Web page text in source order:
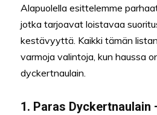
Alapuolella esittelemme
jotka tarjoavat loistavaa
kestävyyttä. Kaikki tämän
varmoja valintoja, kun haussa
dyckertnaulain.
1. Paras Dyckertnaulain